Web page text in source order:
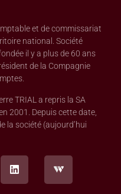
et de commissariat
national. Société
il y a plus de 60 ans
de la Compagnie
TRIAL a repris la SA
2001. Depuis cette date,
la société (aujourd’hui